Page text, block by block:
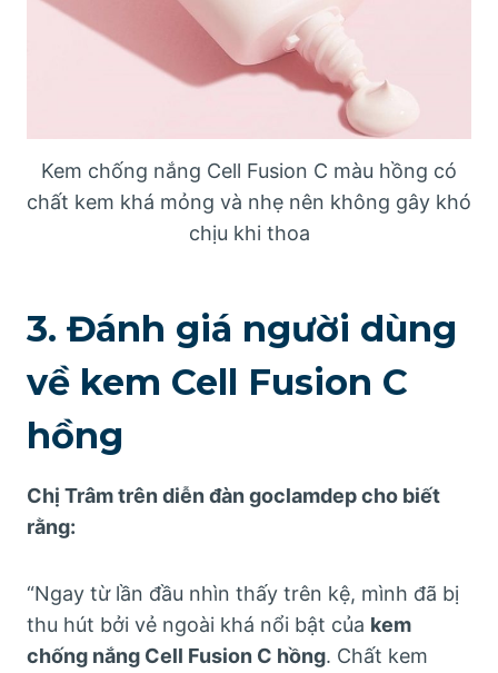
Kem chống nắng Cell Fusion C màu hồng có
chất kem khá mỏng và nhẹ nên không gây khó
chịu khi thoa
3. Đánh giá người dùng
về kem Cell Fusion C
hồng
Chị Trâm trên diễn đàn goclamdep cho biết
rằng:
“Ngay từ lần đầu nhìn thấy trên kệ, mình đã bị
thu hút bởi vẻ ngoài khá nổi bật của kem
chống nắng Cell Fusion C hồng. Chất kem